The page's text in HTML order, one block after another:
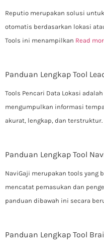
Reputio merupakan solusi
otomatis berdasarkan lokasi
Tools ini menampilkan Read
Panduan Lengkap Tool
Tools Pencari Data Lokasi
mengumpulkan informasi
akurat, lengkap, dan terstruktur.
Panduan Lengkap Tool
NaviGaji merupakan tools yang
mencatat pemasukan dan
panduan dibawah ini secara
Panduan Lengkap Tool